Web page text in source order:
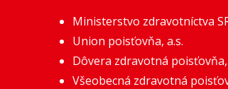
Ministerstvo zdravotníctva
Union poisťovňa, a.s.
Dôvera zdravotná poisťovňa,
Všeobecná zdravotná